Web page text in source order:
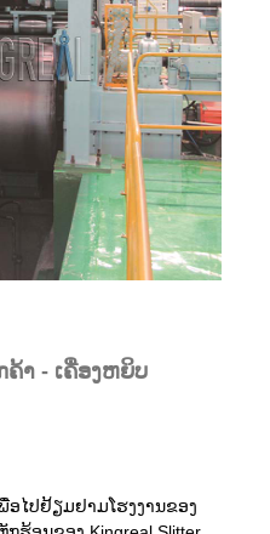
າ - ເຄື່ອງຫຍິບ
ໄປຢ້ຽມຢາມໂຮງງານຂອງ